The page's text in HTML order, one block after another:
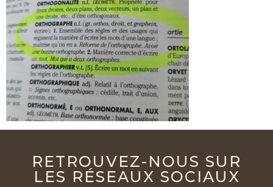
RETROUVEZ-NOUS SUR
LES RÉSEAUX SOCIAUX